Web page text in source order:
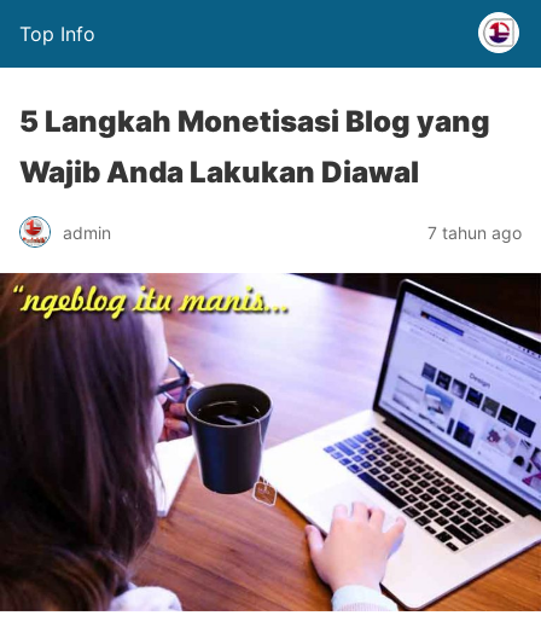
Top Info
5 Langkah Monetisasi Blog yang
Wajib Anda Lakukan Diawal
admin 7 tahun ago